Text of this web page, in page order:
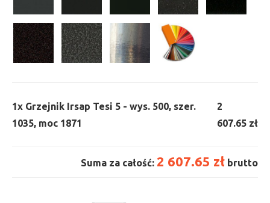
1x Grzejnik Irsap Tesi 5 - wys. 500, szer.
1035, moc 1871
2
607.65 zł
Suma za całość: 2 607.65 zł brutto